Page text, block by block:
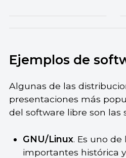
Ejemplos de
Algunas de las
presentaciones más
del software libre son las
GNU/Linux. Es uno
importantes histórica